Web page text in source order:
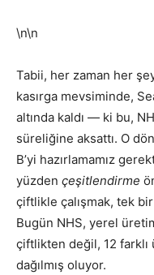
\n\n
Tabii, her zaman her
kasırga mevsiminde,
altında kaldı — ki bu,
süreliğine aksattı. O
B’yi hazırlamamız
yüzden çeşitlendirme
çiftlikle çalışmak, tek
Bugün NHS, yerel
çiftlikten değil, 12
dağılmış oluyor.